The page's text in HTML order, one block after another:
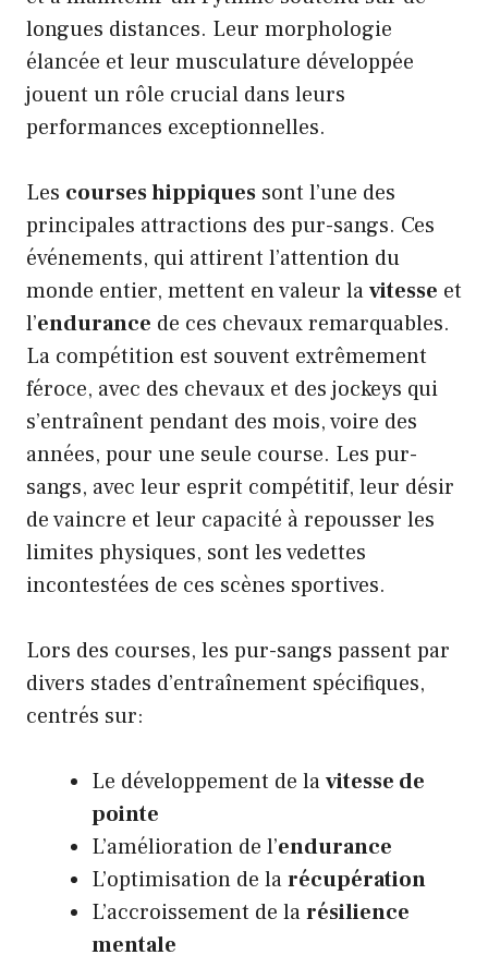
longues distances. Leur morphologie
élancée et leur musculature développée
jouent un rôle crucial dans leurs
performances exceptionnelles.
Les courses hippiques sont l’une des
principales attractions des pur-sangs. Ces
événements, qui attirent l’attention du
monde entier, mettent en valeur lavitesse et
l’endurance de ces chevaux remarquables.
La compétition est souvent extrêmement
féroce, avec des chevaux et des jockeys qui
s’entraînent pendant des mois, voire des
années, pour une seule course. Les pur-
sangs, avec leur esprit compétitif, leur désir
de vaincre et leur capacité à repousser les
limites physiques, sont les vedettes
incontestées de ces scènes sportives.
Lors des courses, les pur-sangs passent par
divers stades d’entraînement spécifiques,
centrés sur:
Le développement de lavitesse de
pointe
L’amélioration de l’endurance
L’optimisation de larécupération
L’accroissement de larésilience
mentale